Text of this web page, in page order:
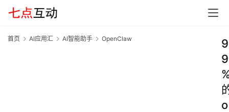
首页 AI应用汇 AI智能助手 OpenClaw
9
9
o